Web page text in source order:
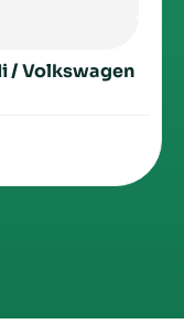
/ Volkswagen